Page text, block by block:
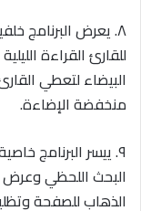
٨. يعرض البرنامج
للقارئ القراءة
البيضاء لتعطي
منخفضة الإضاءة.
٩. ييسر البرنامج
البحث اللحظي وعرض
الذهاب للصفحة